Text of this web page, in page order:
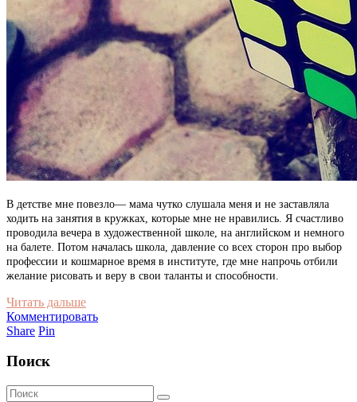
В детстве мне повезло— мама чутко слушала меня и не заставляла
ходить на занятия в кружках, которые мне не нравились. Я счастливо
проводила вечера в художественной школе, на английском и немного
на балете. Потом началась школа, давление со всех сторон про выбор
профессии и кошмарное время в институте, где мне напрочь отбили
желание рисовать и веру в свои таланты и способности.
Читать дальше
Комментировать
Share Pin
Поиск